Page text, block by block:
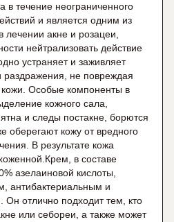
в течение неограниченного
и является одним из
лечении акне и розацеи,
нейтрализовать действие
устраняет и заживляет
раздражения, не повреждая
Особые компоненты в
кожного сала,
и следы постакне, борются
оберегают кожу от вредного
В результате кожа
в составе
азелаиновой кислоты,
антибактериальным и
Он отлично подходит тем, кто
или себореи, а также может